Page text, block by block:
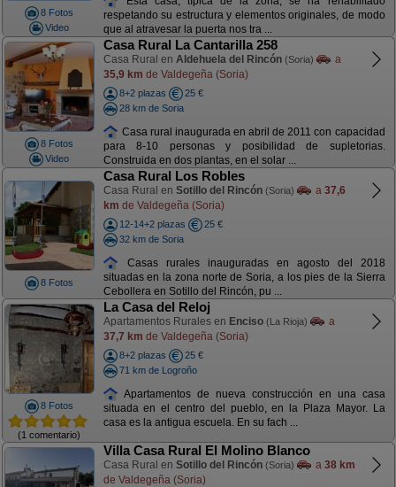
8 Fotos
Video
respetando su estructura y elementos originales, de modo
que al atravesar la puerta nos tra ...
8 Fotos
Video
Casa Rural La Cantarilla 258
Casa Rural en Aldehuela del Rincón (Soria)
a
35,9 km de Valdegeña (Soria)
8+2 plazas
25 €
28 km de Soria
Casa rural inaugurada en abril de 2011 con capacidad
para 8-10 personas y posibilidad de supletorias.
Construida en dos plantas, en el solar ...
8 Fotos
Casa Rural Los Robles
Casa Rural en Sotillo del Rincón (Soria) a 37,6
km de Valdegeña (Soria)
12-14+2 plazas
25 €
32 km de Soria
Casas rurales inauguradas en agosto del 2018
situadas en la zona norte de Soria, a los pies de la Sierra
Cebollera en Sotillo del Rincón, pu ...
8 Fotos
(1 comentario)
La Casa del Reloj
Apartamentos Rurales en Enciso (La Rioja)
a
37,7 km de Valdegeña (Soria)
8+2 plazas
25 €
71 km de Logroño
Apartamentos de nueva construcción en una casa
situada en el centro del pueblo, en la Plaza Mayor. La
casa es la antigua escuela. En su fach ...
Villa Casa Rural El Molino Blanco
Casa Rural en Sotillo del Rincón (Soria) a 38 km
de Valdegeña (Soria)